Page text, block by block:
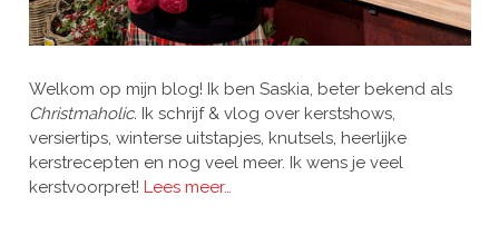
Welkom op mijn blog! Ik ben Saskia, beter bekend als
Christmaholic. Ik schrijf & vlog over kerstshows,
versiertips, winterse uitstapjes, knutsels, heerlijke
kerstrecepten en nog veel meer. Ik wens je veel
kerstvoorpret! Lees meer…